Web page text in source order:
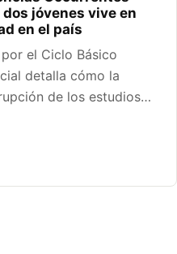
jóvenes vive en
en el país
el Ciclo Básico
detalla cómo la
de los estudios…